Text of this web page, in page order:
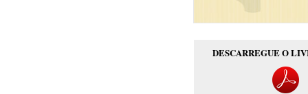
DESCARREGUE O